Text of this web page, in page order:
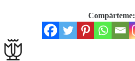
Compárteme: